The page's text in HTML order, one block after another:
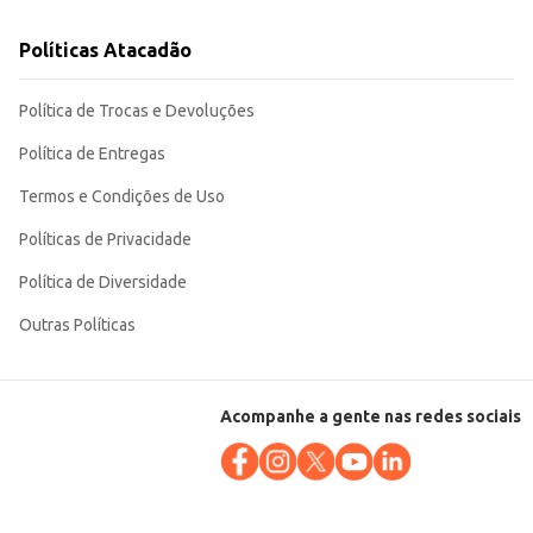
Políticas Atacadão
Política de Trocas e Devoluções
Política de Entregas
Termos e Condições de Uso
Políticas de Privacidade
Política de Diversidade
Outras Políticas
Acompanhe a gente nas redes sociais